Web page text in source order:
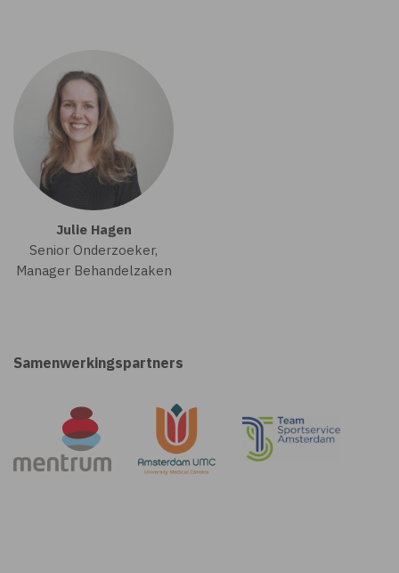
Julie Hagen
Senior Onderzoeker,
Manager Behandelzaken
Samenwerkingspartners